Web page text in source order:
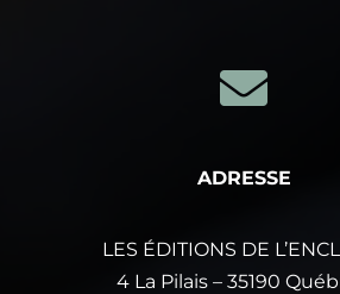

ADRESSE
LES ÉDITIONS DE
4 La Pilais – 35190